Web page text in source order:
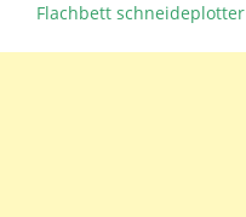
Flachbett schneideplotter